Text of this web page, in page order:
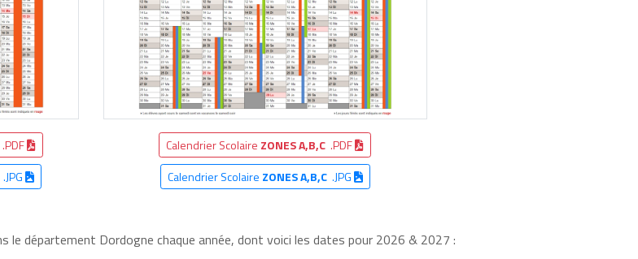
Calendrier Scolaire ZONES A,B,C .PDF
Calendrier Scolaire ZONES A,B,C.JPG
le département Dordogne chaque année, dont voici les dates pour 2026 & 2027 :